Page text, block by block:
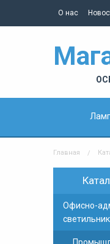
О нас
Главная
Офисно-